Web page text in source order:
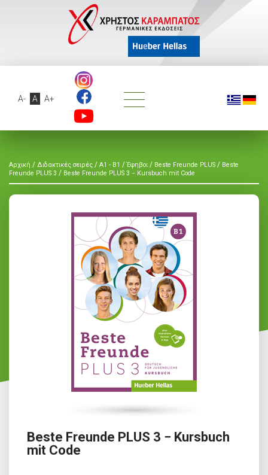
A- A A+
Αρχική / Διδακτικές σειρές / A1 - B1 / Έφηβοι / Beste Freunde PLUS / Beste
Freunde PLUS 3 / Beste Freunde PLUS 3 − Kursbuch mit Code
Beste Freunde PLUS 3 − Kursbuch
mit Code